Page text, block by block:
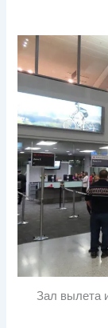
Зал вылета